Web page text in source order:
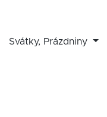
Svátky, Prázdniny